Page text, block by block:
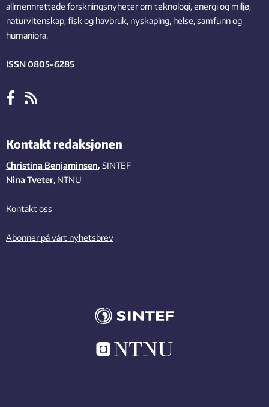
allmennrettede forskningsnyheter om teknologi, energi og miljø,
naturvitenskap, fisk og havbruk, nyskaping, helse, samfunn og
humaniora.
ISSN 0805-6285
Kontakt redaksjonen
Christina Benjaminsen, SINTEF
Nina Tveter, NTNU
Kontakt oss
Abonner på vårt nyhetsbrev